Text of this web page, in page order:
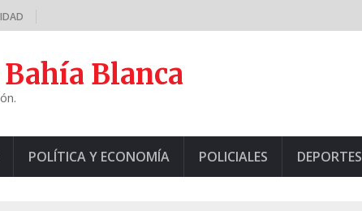
Blanca
POLÍTICA Y ECONOMÍA POLICIALES DEPORTES